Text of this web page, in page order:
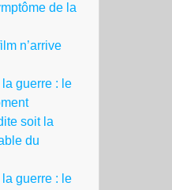
de la
n’arrive
guerre : le
soit la
du
guerre : le